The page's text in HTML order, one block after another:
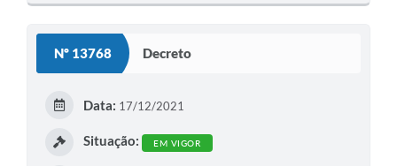
Nº 13768 Decreto
Data: 17/12/2021
Situação: EM VIGOR